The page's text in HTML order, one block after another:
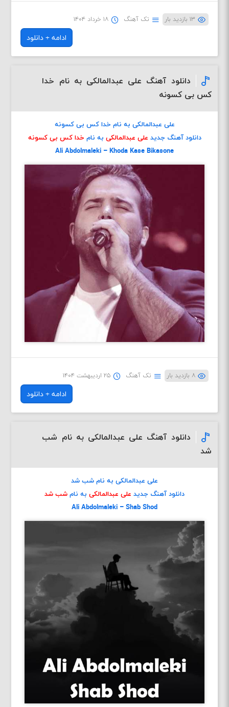
۱۳ بازدید بار تک آهنگ ۱۸ خرداد ۱۴۰۴
ادامه + دانلود
دانلود آهنگ علی عبدالمالکی به نام خدا
کس بی کسونه
علی عبدالمالکی به نام خدا کس بی کسونه
دانلود آهنگ جدید علی عبدالمالکی به نام خدا کس بی کسونه
Ali Abdolmaleki – Khoda Kase Bikasone
۸ بازدید بار تک آهنگ ۲۵ اردیبهشت ۱۴۰۴
ادامه + دانلود
دانلود آهنگ علی عبدالمالکی به نام شب
شد
علی عبدالمالکی به نام شب شد
دانلود آهنگ جدید علی عبدالمالکی به نام شب شد
Ali Abdolmaleki – Shab Shod